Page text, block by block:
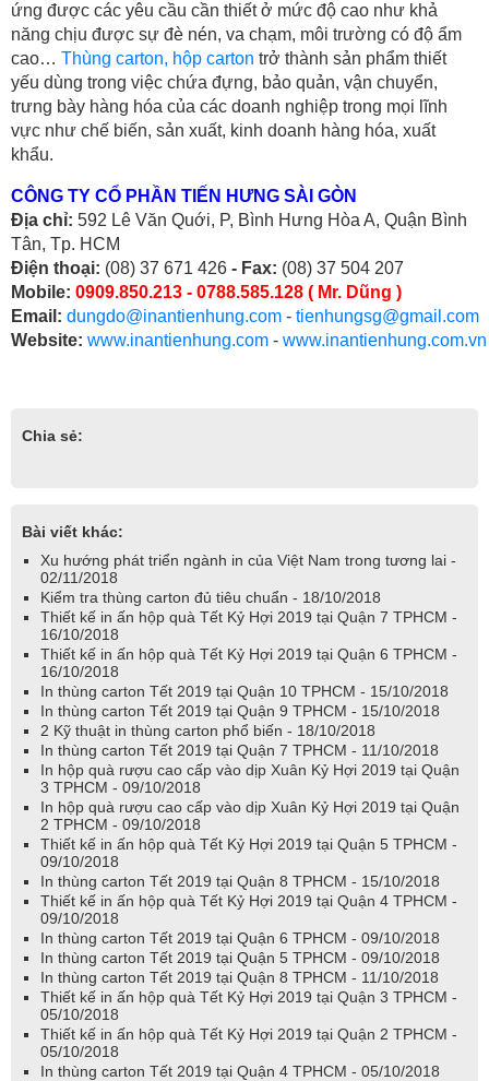
ứng được các yêu cầu cần thiết ở mức độ cao như khả
năng chịu được sự đè nén, va chạm, môi trường có độ ẩm
cao… Thùng carton, hộp carton trở thành sản phẩm thiết
yếu dùng trong việc chứa đựng, bảo quản, vận chuyển,
trưng bày hàng hóa của các doanh nghiệp trong mọi lĩnh
vực như chế biến, sản xuất, kinh doanh hàng hóa, xuất
khẩu.
CÔNG TY CỔ PHẦN TIẾN HƯNG SÀI GÒN
Địa chỉ: 592 Lê Văn Quới, P, Bình Hưng Hòa A, Quận Bình
Tân, Tp. HCM
Điện thoại: (08) 37 671 426 - Fax: (08) 37 504 207
Mobile: 0909.850.213 - 0788.585.128 ( Mr. Dũng )
Email: dungdo@inantienhung.com - tienhungsg@gmail.com
Website: www.inantienhung.com - www.inantienhung.com.vn
Chia sẻ:
Bài viết khác:
Xu hướng phát triển ngành in của Việt Nam trong tương lai -
02/11/2018
Kiểm tra thùng carton đủ tiêu chuẩn - 18/10/2018
Thiết kế in ấn hộp quà Tết Kỷ Hợi 2019 tại Quận 7 TPHCM -
16/10/2018
Thiết kế in ấn hộp quà Tết Kỷ Hợi 2019 tại Quận 6 TPHCM -
16/10/2018
In thùng carton Tết 2019 tại Quận 10 TPHCM - 15/10/2018
In thùng carton Tết 2019 tại Quận 9 TPHCM - 15/10/2018
2 Kỹ thuật in thùng carton phổ biến - 18/10/2018
In thùng carton Tết 2019 tại Quận 7 TPHCM - 11/10/2018
In hộp quà rượu cao cấp vào dịp Xuân Kỷ Hợi 2019 tại Quận
3 TPHCM - 09/10/2018
In hộp quà rượu cao cấp vào dịp Xuân Kỷ Hợi 2019 tại Quận
2 TPHCM - 09/10/2018
Thiết kế in ấn hộp quà Tết Kỷ Hợi 2019 tại Quận 5 TPHCM -
09/10/2018
In thùng carton Tết 2019 tại Quận 8 TPHCM - 15/10/2018
Thiết kế in ấn hộp quà Tết Kỷ Hợi 2019 tại Quận 4 TPHCM -
09/10/2018
In thùng carton Tết 2019 tại Quận 6 TPHCM - 09/10/2018
In thùng carton Tết 2019 tại Quận 5 TPHCM - 09/10/2018
In thùng carton Tết 2019 tại Quận 8 TPHCM - 11/10/2018
Thiết kế in ấn hộp quà Tết Kỷ Hợi 2019 tại Quận 3 TPHCM -
05/10/2018
Thiết kế in ấn hộp quà Tết Kỷ Hợi 2019 tại Quận 2 TPHCM -
05/10/2018
In thùng carton Tết 2019 tại Quận 4 TPHCM - 05/10/2018